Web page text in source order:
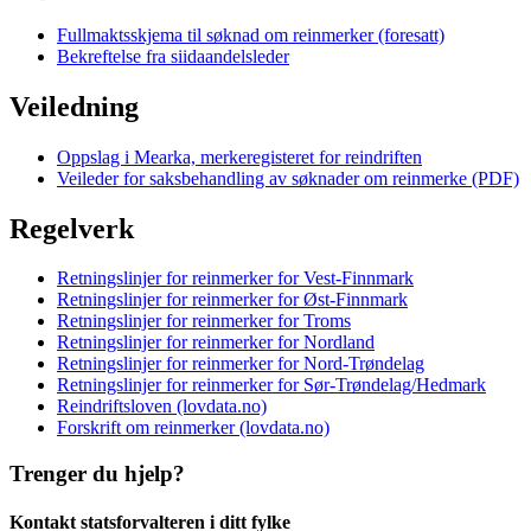
Fullmaktsskjema til søknad om reinmerker (foresatt)
Bekreftelse fra siidaandelsleder
Veiledning
Oppslag i Mearka, merkeregisteret for reindriften
Veileder for saksbehandling av søknader om reinmerke (PDF)
Regelverk
Retningslinjer for reinmerker for Vest-Finnmark
Retningslinjer for reinmerker for Øst-Finnmark
Retningslinjer for reinmerker for Troms
Retningslinjer for reinmerker for Nordland
Retningslinjer for reinmerker for Nord-Trøndelag
Retningslinjer for reinmerker for Sør-Trøndelag/Hedmark
Reindriftsloven (lovdata.no)
Forskrift om reinmerker (lovdata.no)
Trenger du hjelp?
Kontakt statsforvalteren i ditt fylke